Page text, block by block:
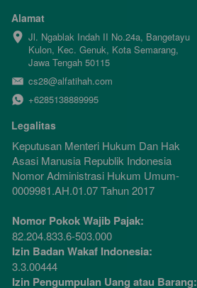
Alamat
Jl. Ngablak Indah II No.24a, Bangetayu
Kulon, Kec. Genuk, Kota Semarang,
Jawa Tengah 50115
cs28@alfatihah.com
+6285138889995
Legalitas
Keputusan Menteri Hukum Dan Hak
Asasi Manusia Republik Indonesia
Nomor Administrasi Hukum Umum-
0009981.AH.01.07 Tahun 2017
Nomor Pokok Wajib Pajak:
82.204.833.6-503.000
Izin Badan Wakaf Indonesia:
3.3.00444
Izin Pengumpulan Uang atau Barang: